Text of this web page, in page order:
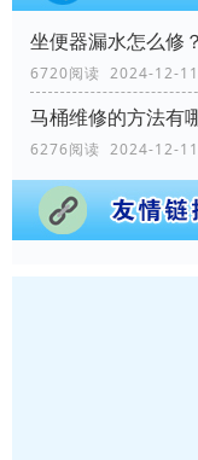
坐便器漏水怎么修？
6720阅读 2024-12-
马桶维修的方法有
6276阅读 2024-12-